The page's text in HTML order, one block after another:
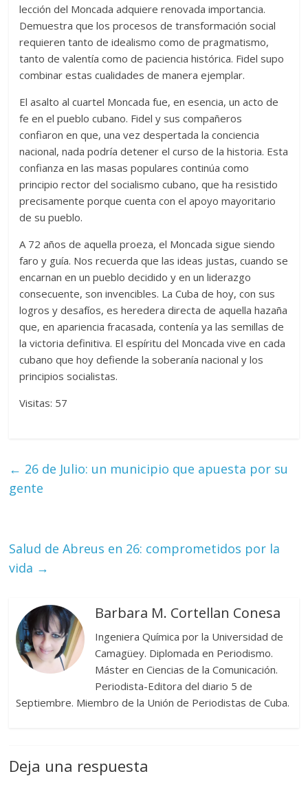
lección del Moncada adquiere renovada importancia.
Demuestra que los procesos de transformación social
requieren tanto de idealismo como de pragmatismo,
tanto de valentía como de paciencia histórica. Fidel supo
combinar estas cualidades de manera ejemplar.
El asalto al cuartel Moncada fue, en esencia, un acto de
fe en el pueblo cubano. Fidel y sus compañeros
confiaron en que, una vez despertada la conciencia
nacional, nada podría detener el curso de la historia. Esta
confianza en las masas populares continúa como
principio rector del socialismo cubano, que ha resistido
precisamente porque cuenta con el apoyo mayoritario
de su pueblo.
A 72 años de aquella proeza, el Moncada sigue siendo
faro y guía. Nos recuerda que las ideas justas, cuando se
encarnan en un pueblo decidido y en un liderazgo
consecuente, son invencibles. La Cuba de hoy, con sus
logros y desafíos, es heredera directa de aquella hazaña
que, en apariencia fracasada, contenía ya las semillas de
la victoria definitiva. El espíritu del Moncada vive en cada
cubano que hoy defiende la soberanía nacional y los
principios socialistas.
Visitas: 57
← 26 de Julio: un municipio que apuesta por su
gente
Salud de Abreus en 26: comprometidos por la
vida →
Barbara M. Cortellan Conesa
Ingeniera Química por la Universidad de
Camagüey. Diplomada en Periodismo.
Máster en Ciencias de la Comunicación.
Periodista-Editora del diario 5 de
Septiembre. Miembro de la Unión de Periodistas de Cuba.
Deja una respuesta